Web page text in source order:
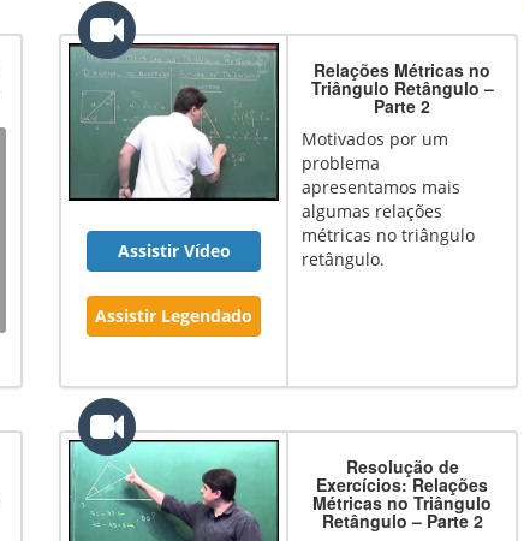
Assistir Vídeo
Assistir Legendado
Relações Métricas no
Triângulo Retângulo –
Parte 2
Motivados por um
problema
apresentamos mais
algumas relações
métricas no triângulo
retângulo.
Resolução de
Exercícios: Relações
Métricas no Triângulo
Retângulo – Parte 2